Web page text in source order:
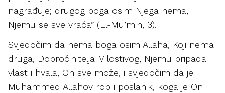
nagrađuje; drugog boga osim Njega nema,
Njemu se sve vraća” (El-Mu’min, 3).
Svjedočim da nema boga osim Allaha, Koji nema
druga, Dobročinitelja Milostivog, Njemu pripada
vlast i hvala, On sve može, i svjedočim da je
Muhammed Allahov rob i poslanik, koga je On